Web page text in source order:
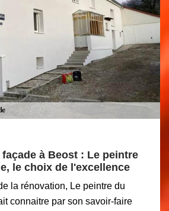
à Beost : Le peintre
le choix de l'excellence
la rénovation, Le peintre du
connaitre par son savoir-faire